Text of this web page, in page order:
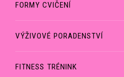
FORMY CVIČENÍ
VÝŽIVOVÉ PORADENSTVÍ
FITNESS TRÉNINK